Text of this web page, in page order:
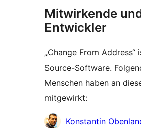
Mitwirkende
Entwickler
„Change From Address“
Source-Software.
Menschen haben an
mitgewirkt:
Mitwirkende
Konstantin